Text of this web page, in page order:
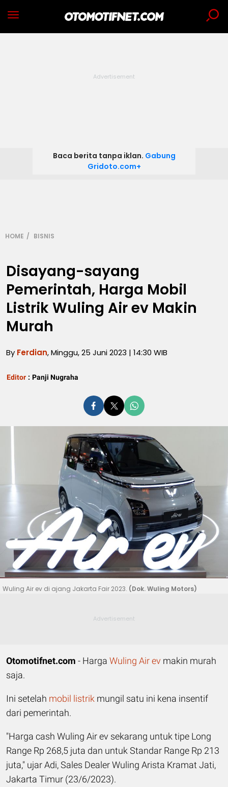
Baca berita tanpa iklan. Gabung
Gridoto.com+
HOME BISNIS
Disayang-sayang
Pemerintah, Harga Mobil
Listrik Wuling Air ev Makin
Murah
By Ferdian, Minggu, 25 Juni 2023 | 14:30 WIB
Editor : Panji Nugraha
Wuling Air ev di ajang Jakarta Fair 2023. (Dok. Wuling Motors)
Otomotifnet.com - Harga Wuling Air ev makin murah
saja.
Ini setelah mobil listrik mungil satu ini kena insentif
dari pemerintah.
"Harga cash Wuling Air ev sekarang untuk tipe Long
Range Rp 268,5 juta dan untuk Standar Range Rp 213
juta," ujar Adi, Sales Dealer Wuling Arista Kramat Jati,
Jakarta Timur (23/6/2023).